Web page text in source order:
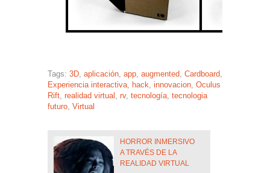
Tags: 3D, aplicación, app, augmented, Cardboard,
Experiencia interactiva, hack, innovacion, Oculus
Rift, realidad virtual , rv, tecnología, tecnologia
futuro, Virtual
HORROR INMERSIVO
A TRAVÉS DE LA
REALIDAD VIRTUAL